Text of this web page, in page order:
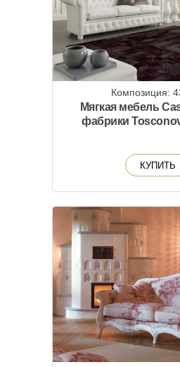
Композиция:
Мягкая мебель
фабрики
КУПИТЬ